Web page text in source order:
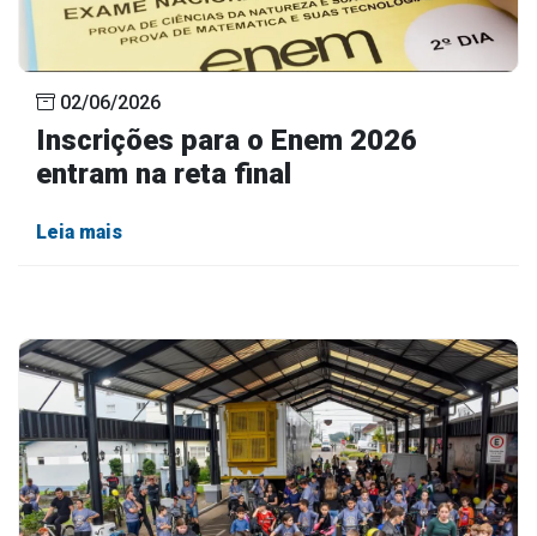
02/06/2026
Inscrições para o Enem 2026
entram na reta final
Leia mais